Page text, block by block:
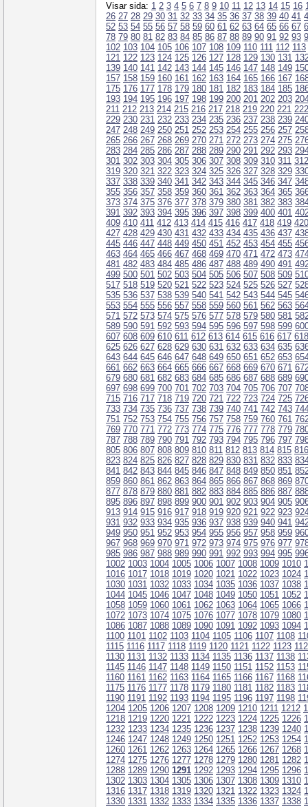
Visar sida: 1 2 3 4 5 6 7 8 9 10 11 12 13 14 15 16
26 27 28 29 30 31 32 33 34 35 36 37 38 39 40 41
52 53 54 55 56 57 58 59 60 61 62 63 64 65 66 67
78 79 80 81 82 83 84 85 86 87 88 89 90 91 92 93
102 103 104 105 106 107 108 109 110 111 112 113
121 122 123 124 125 126 127 128 129 130 131
139 140 141 142 143 144 145 146 147 148 149
157 158 159 160 161 162 163 164 165 166 167
175 176 177 178 179 180 181 182 183 184 185
193 194 195 196 197 198 199 200 201 202 203
211 212 213 214 215 216 217 218 219 220 221 222
229 230 231 232 233 234 235 236 237 238 239
247 248 249 250 251 252 253 254 255 256 257
265 266 267 268 269 270 271 272 273 274 275
283 284 285 286 287 288 289 290 291 292 293
301 302 303 304 305 306 307 308 309 310 311 312
319 320 321 322 323 324 325 326 327 328 329
337 338 339 340 341 342 343 344 345 346 347
355 356 357 358 359 360 361 362 363 364 365
373 374 375 376 377 378 379 380 381 382 383
391 392 393 394 395 396 397 398 399 400 401
409 410 411 412 413 414 415 416 417 418 419 420
427 428 429 430 431 432 433 434 435 436 437
445 446 447 448 449 450 451 452 453 454 455
463 464 465 466 467 468 469 470 471 472 473
481 482 483 484 485 486 487 488 489 490 491
499 500 501 502 503 504 505 506 507 508 509
517 518 519 520 521 522 523 524 525 526 527
535 536 537 538 539 540 541 542 543 544 545
553 554 555 556 557 558 559 560 561 562 563
571 572 573 574 575 576 577 578 579 580 581
589 590 591 592 593 594 595 596 597 598 599
607 608 609 610 611 612 613 614 615 616 617 618
625 626 627 628 629 630 631 632 633 634 635
643 644 645 646 647 648 649 650 651 652 653
661 662 663 664 665 666 667 668 669 670 671
679 680 681 682 683 684 685 686 687 688 689
697 698 699 700 701 702 703 704 705 706 707
715 716 717 718 719 720 721 722 723 724 725
733 734 735 736 737 738 739 740 741 742 743
751 752 753 754 755 756 757 758 759 760 761
769 770 771 772 773 774 775 776 777 778 779
787 788 789 790 791 792 793 794 795 796 797
805 806 807 808 809 810 811 812 813 814 815 816
823 824 825 826 827 828 829 830 831 832 833
841 842 843 844 845 846 847 848 849 850 851
859 860 861 862 863 864 865 866 867 868 869
877 878 879 880 881 882 883 884 885 886 887
895 896 897 898 899 900 901 902 903 904 905
913 914 915 916 917 918 919 920 921 922 923
931 932 933 934 935 936 937 938 939 940 941
949 950 951 952 953 954 955 956 957 958 959
967 968 969 970 971 972 973 974 975 976 977
985 986 987 988 989 990 991 992 993 994 995
1002 1003 1004 1005 1006 1007 1008 1009 1010
1016 1017 1018 1019 1020 1021 1022 1023 1024
1030 1031 1032 1033 1034 1035 1036 1037 1038
1044 1045 1046 1047 1048 1049 1050 1051 1052
1058 1059 1060 1061 1062 1063 1064 1065 1066
1072 1073 1074 1075 1076 1077 1078 1079 1080
1086 1087 1088 1089 1090 1091 1092 1093 1094
1100 1101 1102 1103 1104 1105 1106 1107 1108
1115 1116 1117 1118 1119 1120 1121 1122 1123
1130 1131 1132 1133 1134 1135 1136 1137 1138
1145 1146 1147 1148 1149 1150 1151 1152 1153
1160 1161 1162 1163 1164 1165 1166 1167 1168
1175 1176 1177 1178 1179 1180 1181 1182 1183
1190 1191 1192 1193 1194 1195 1196 1197 1198
1204 1205 1206 1207 1208 1209 1210 1211 1212
1218 1219 1220 1221 1222 1223 1224 1225 1226
1232 1233 1234 1235 1236 1237 1238 1239 1240
1246 1247 1248 1249 1250 1251 1252 1253 1254
1260 1261 1262 1263 1264 1265 1266 1267 1268
1274 1275 1276 1277 1278 1279 1280 1281 1282
1288 1289 1290 1291 1292 1293 1294 1295 1296
1302 1303 1304 1305 1306 1307 1308 1309 1310
1316 1317 1318 1319 1320 1321 1322 1323 1324
1330 1331 1332 1333 1334 1335 1336 1337 1338